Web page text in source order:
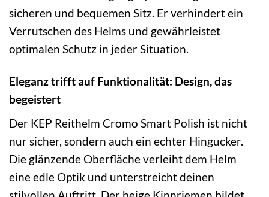
sicheren und bequemen Sitz. Er verhindert ein
Verrutschen des Helms und gewährleistet
optimalen Schutz in jeder Situation.
Eleganz trifft auf Funktionalität: Design, das
begeistert
Der KEP Reithelm Cromo Smart Polish ist nicht
nur sicher, sondern auch ein echter Hingucker.
Die glänzende Oberfläche verleiht dem Helm
eine edle Optik und unterstreicht deinen